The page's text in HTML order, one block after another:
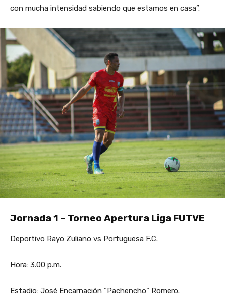
con mucha intensidad sabiendo que estamos en casa”.
Jornada 1 – Torneo Apertura Liga FUTVE
Deportivo Rayo Zuliano vs Portuguesa F.C.
Hora: 3.00 p.m.
Estadio: José Encarnación “Pachencho” Romero.